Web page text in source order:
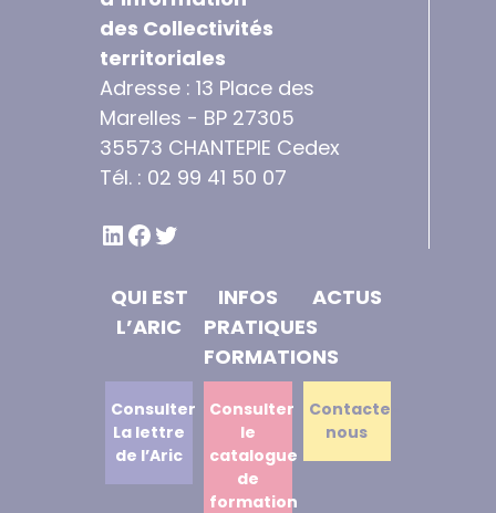
des Collectivités
territoriales
Adresse : 13 Place des
Marelles - BP 27305
35573 CHANTEPIE Cedex
Tél. : 02 99 41 50 07
LINKEDIN
FACEBOOK
TWITTER
QUI EST
L’ARIC
INFOS
PRATIQUES
FORMATIONS
ACTUS
Consulter
La lettre
de l’Aric
Consulter
le
catalogue
de
formation
Contactez
nous